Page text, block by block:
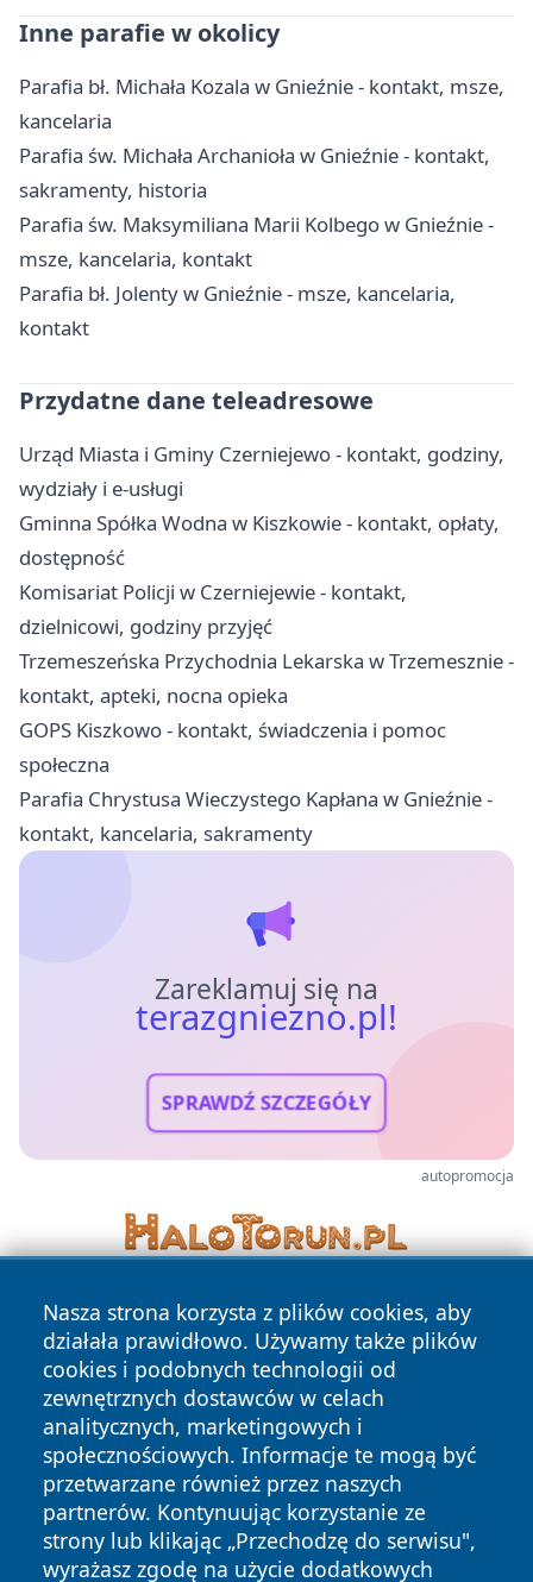
Inne parafie w okolicy
Parafia bł. Michała Kozala w Gnieźnie - kontakt, msze,
kancelaria
Parafia św. Michała Archanioła w Gnieźnie - kontakt,
sakramenty, historia
Parafia św. Maksymiliana Marii Kolbego w Gnieźnie -
msze, kancelaria, kontakt
Parafia bł. Jolenty w Gnieźnie - msze, kancelaria,
kontakt
Przydatne dane teleadresowe
Urząd Miasta i Gminy Czerniejewo - kontakt, godziny,
wydziały i e-usługi
Gminna Spółka Wodna w Kiszkowie - kontakt, opłaty,
dostępność
Komisariat Policji w Czerniejewie - kontakt,
dzielnicowi, godziny przyjęć
Trzemeszeńska Przychodnia Lekarska w Trzemesznie -
kontakt, apteki, nocna opieka
GOPS Kiszkowo - kontakt, świadczenia i pomoc
społeczna
Parafia Chrystusa Wieczystego Kapłana w Gnieźnie -
kontakt, kancelaria, sakramenty
Zareklamuj się na
terazgniezno.pl!
SPRAWDŹ SZCZEGÓŁY
autopromocja
Nasza strona korzysta z plików cookies, aby
działała prawidłowo. Używamy także plików
cookies i podobnych technologii od
zewnętrznych dostawców w celach
analitycznych, marketingowych i
społecznościowych. Informacje te mogą być
przetwarzane również przez naszych
partnerów. Kontynuując korzystanie ze
strony lub klikając „Przechodzę do serwisu",
wyrażasz zgodę na użycie dodatkowych
Copyright © 2026 terazgniezno.pl Wszystkie prawa
zastrzeżone.
News Autorzy
Polityka
Polityka